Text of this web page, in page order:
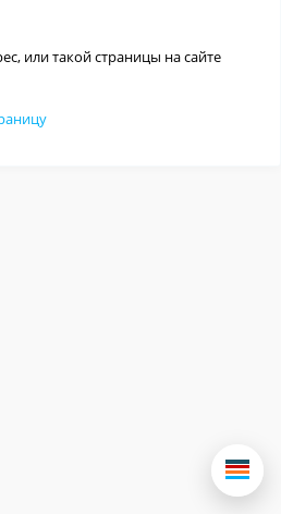
или такой страницы на сайте